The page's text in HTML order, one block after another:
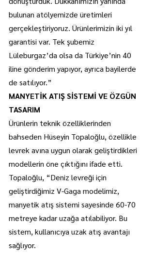
bulunan atölyemizde üretimleri
gerçekleştiriyoruz. Ürünlerimizin iki yıl
garantisi var. Tek şubemiz
Lüleburgaz’da olsa da Türkiye’nin 40
iline gönderim yapıyor, ayrıca bayilerde
de satılıyor.”
MANYETİK ATIŞ SİSTEMİ VE ÖZGÜN
TASARIM
Ürünlerin teknik özelliklerinden
bahseden Hüseyin Topaloğlu, özellikle
levrek avına uygun olarak geliştirdikleri
modellerin öne çıktığını ifade etti.
Topaloğlu, “Deniz levreği için
geliştirdiğimiz V-Gaga modelimiz,
manyetik atış sistemi sayesinde 60-70
metreye kadar uzağa atılabiliyor. Bu
sistem, kullanıcıya uzak atış avantajı
sağlıyor.